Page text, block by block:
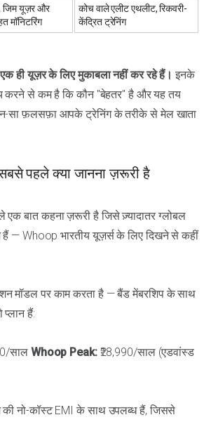
जिम यूज़र और
मॉनिटरिंग
कोच वाले एलीट एथलीट, रिकवरी-
केंद्रित ट्रेनिंग
एक ही यूज़र के लिए मुकाबला नहीं कर रहे हैं। इनके
करने से कम है कि कौन "बेहतर" है और यह तय
सा फ़लसफ़ा आपके ट्रेनिंग के तरीके से मेल खाता
पहले क्या जानना ज़रूरी है
एक बात कहना ज़रूरी है जिसे ज़्यादातर ग्लोबल
हैं — Whoop भारतीय यूज़र्स के लिए दिखने से कहीं
मॉडल पर काम करता है — बैंड मेंबरशिप के साथ
प्लान हैं:
साल Whoop Peak:₹28,990/साल (एडवांस्ड
की नो-कॉस्ट EMI के साथ उपलब्ध हैं, जिससे